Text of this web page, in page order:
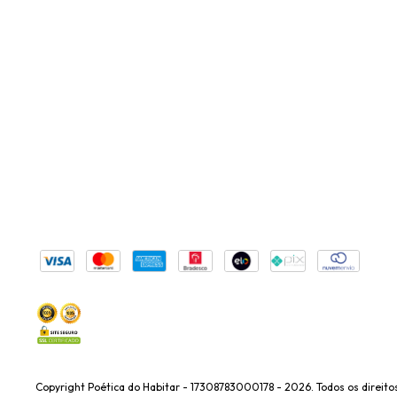
Copyright Poética do Habitar - 17308783000178 - 2026. Todos os